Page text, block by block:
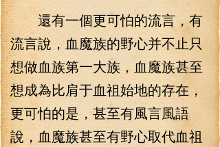
還有一個更可怕的流言，有
流言說，血魔族的野心并不止只
想做血族第一大族，血魔族甚至
想成為比肩于血祖始地的存在，
更可怕的是，甚至有風言風語
說，血魔族甚至有野心取代血祖